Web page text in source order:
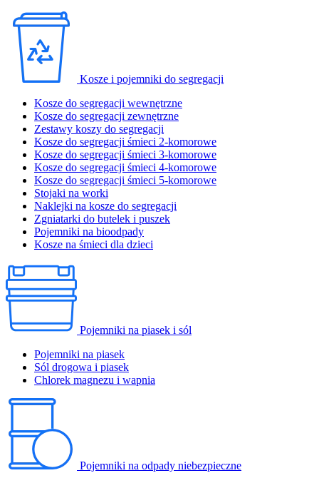
Kosze i pojemniki do segregacji
Kosze do segregacji wewnętrzne
Kosze do segregacji zewnętrzne
Zestawy koszy do segregacji
Kosze do segregacji śmieci 2-komorowe
Kosze do segregacji śmieci 3-komorowe
Kosze do segregacji śmieci 4-komorowe
Kosze do segregacji śmieci 5-komorowe
Stojaki na worki
Naklejki na kosze do segregacji
Zgniatarki do butelek i puszek
Pojemniki na bioodpady
Kosze na śmieci dla dzieci
Pojemniki na piasek i sól
Pojemniki na piasek
Sól drogowa i piasek
Chlorek magnezu i wapnia
Pojemniki na odpady niebezpieczne